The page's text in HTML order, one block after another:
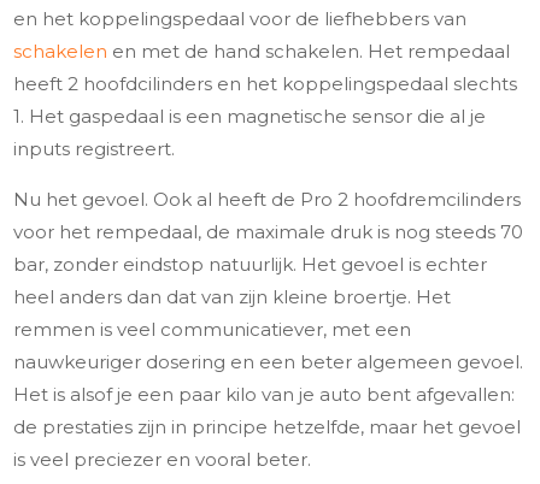
en het koppelingspedaal voor de liefhebbers van
schakelen en met de hand schakelen. Het rempedaal
heeft 2 hoofdcilinders en het koppelingspedaal slechts
1. Het gaspedaal is een magnetische sensor die al je
inputs registreert.
Nu het gevoel. Ook al heeft de Pro 2 hoofdremcilinders
voor het rempedaal, de maximale druk is nog steeds 70
bar, zonder eindstop natuurlijk. Het gevoel is echter
heel anders dan dat van zijn kleine broertje. Het
remmen is veel communicatiever, met een
nauwkeuriger dosering en een beter algemeen gevoel.
Het is alsof je een paar kilo van je auto bent afgevallen:
de prestaties zijn in principe hetzelfde, maar het gevoel
is veel preciezer en vooral beter.